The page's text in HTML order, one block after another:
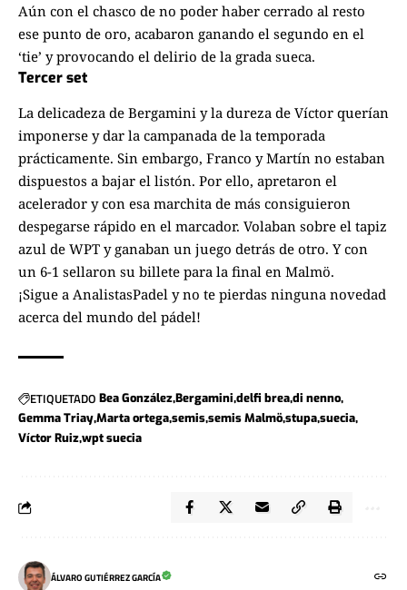
Aún con el chasco de no poder haber cerrado al resto
ese punto de oro, acabaron ganando el segundo en el
‘tie’ y provocando el delirio de la grada sueca.
Tercer set
La delicadeza de Bergamini y la dureza de Víctor querían
imponerse y dar la campanada de la temporada
prácticamente. Sin embargo, Franco y Martín no estaban
dispuestos a bajar el listón. Por ello, apretaron el
acelerador y con esa marchita de más consiguieron
despegarse rápido en el marcador. Volaban sobre el tapiz
azul de WPT y ganaban un juego detrás de otro. Y con
un 6-1 sellaron su billete para la final en Malmö.
¡Sigue a AnalistasPadel y no te pierdas ninguna novedad
acerca del mundo del pádel!
ETIQUETADO Bea GonzálezBergamini delfi breadi nenno
Gemma TriayMarta ortegasemissemis Malmöstupasuecia
Víctor Ruizwpt suecia
ÁLVARO GUTIÉRREZ GARCÍA